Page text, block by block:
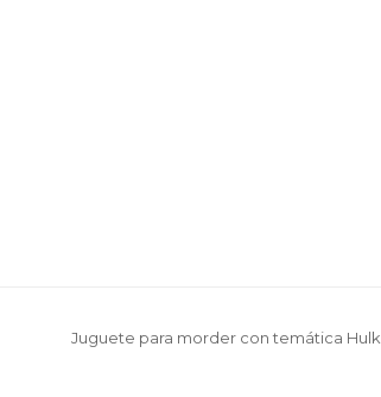
Juguete para morder con temática Hulk